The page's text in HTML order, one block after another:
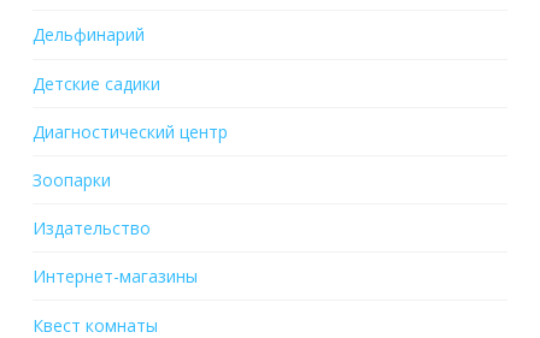
Дельфинарий
Детские садики
Диагностический центр
Зоопарки
Издательство
Интернет-магазины
Квест комнаты